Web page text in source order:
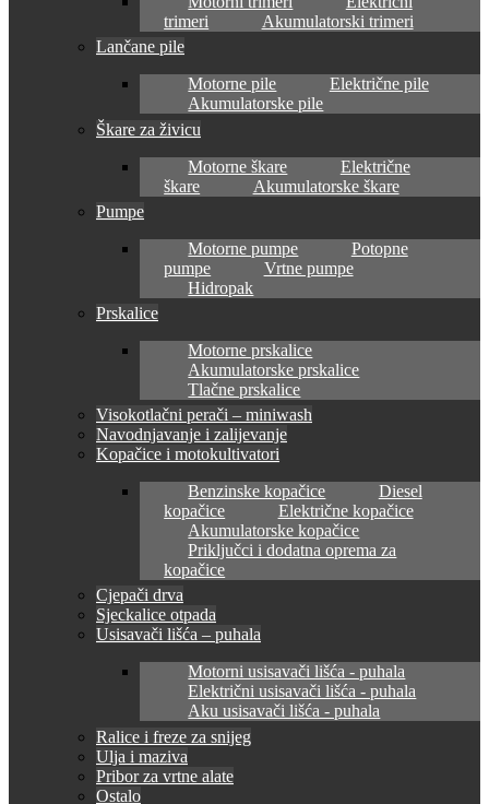
trimeri
Akumulatorski trimeri
Lančane pile
Motorne pile
Električne pile
Akumulatorske pile
Škare za živicu
Motorne škare
Električne
škare
Akumulatorske škare
Pumpe
Motorne pumpe
Potopne
pumpe
Vrtne pumpe
Hidropak
Prskalice
Motorne prskalice
Akumulatorske prskalice
Tlačne prskalice
Visokotlačni perači – miniwash
Navodnjavanje i zalijevanje
Kopačice i motokultivatori
Benzinske kopačice
Diesel
kopačice
Električne kopačice
Akumulatorske kopačice
Priključci i dodatna oprema za
kopačice
Cjepači drva
Sjeckalice otpada
Usisavači lišća – puhala
Motorni usisavači lišća - puhala
Električni usisavači lišća - puhala
Aku usisavači lišća - puhala
Ralice i freze za snijeg
Ulja i maziva
Pribor za vrtne alate
Ostalo